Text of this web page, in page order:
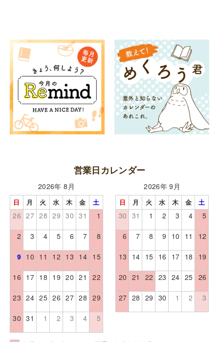
営業日カレンダー
2026年 8月
日 月 火 水 木 金 土
26 27 28 29 30 31 1
2 3 4 5 6 7 8
9 10 11 12 13 14 15
16 17 18 19 20 21 22
23 24 25 26 27 28 29
30 31 1 2 3 4 5
2026年 9月
日 月 火 水 木 金 土
30 31 1 2 3 4 5
6 7 8 9 10 11 12
13 14 15 16 17 18 19
20 21 22 23 24 25 26
27 28 29 30 1 2 3